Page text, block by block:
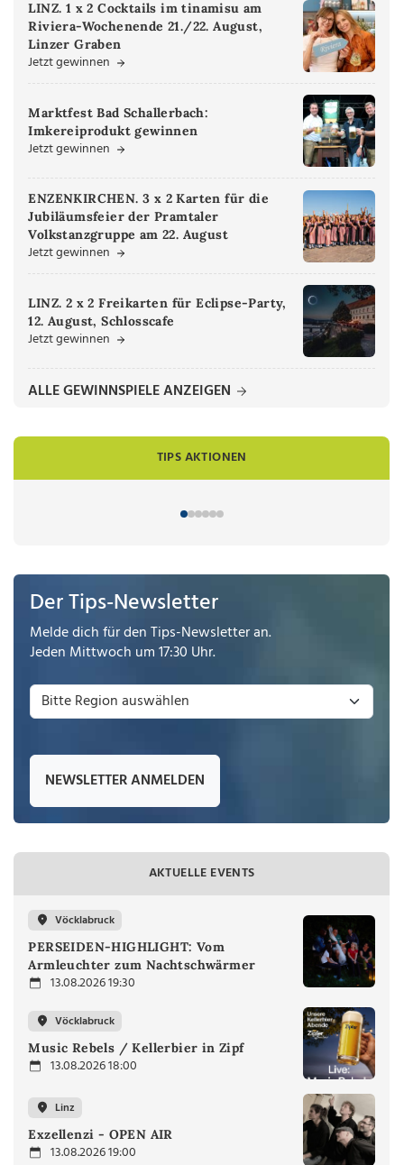
LINZ. 1 x 2 Cocktails im tinamisu am
Riviera-Wochenende 21./22. August,
Linzer Graben
Jetzt gewinnen
Marktfest Bad Schallerbach:
Imkereiprodukt gewinnen
Jetzt gewinnen
ENZENKIRCHEN. 3 x 2 Karten für die
Jubiläumsfeier der Pramtaler
Volkstanzgruppe am 22. August
Jetzt gewinnen
LINZ. 2 x 2 Freikarten für Eclipse-Party,
12. August, Schlosscafe
Jetzt gewinnen
ALLE GEWINNSPIELE ANZEIGEN
TIPS AKTIONEN
Der Tips-Newsletter
Melde dich für den Tips-Newsletter an.
Jeden Mittwoch um 17:30 Uhr.
NEWSLETTER ANMELDEN
AKTUELLE EVENTS
Vöcklabruck
PERSEIDEN-HIGHLIGHT: Vom
Armleuchter zum Nachtschwärmer
13.08.2026 19:30
Vöcklabruck
Music Rebels / Kellerbier in Zipf
13.08.2026 18:00
Linz
Exzellenzi - OPEN AIR
13.08.2026 19:00